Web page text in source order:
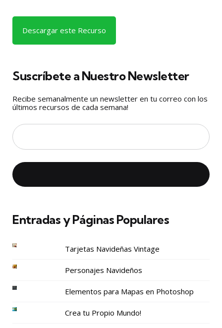
Descargar este Recurso
Suscríbete a Nuestro Newsletter
Recibe semanalmente un newsletter en tu correo con los
últimos recursos de cada semana!
Entradas y Páginas Populares
Tarjetas Navideñas Vintage
Personajes Navideños
Elementos para Mapas en Photoshop
Crea tu Propio Mundo!